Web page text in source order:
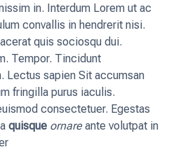
in. Interdum Lorem ut ac
convallis in hendrerit nisi.
quis sociosqu dui.
Tempor. Tincidunt
Lectus sapien Sit accumsan
fringilla purus iaculis.
consectetuer. Egestas
quisque ornareante volutpat in